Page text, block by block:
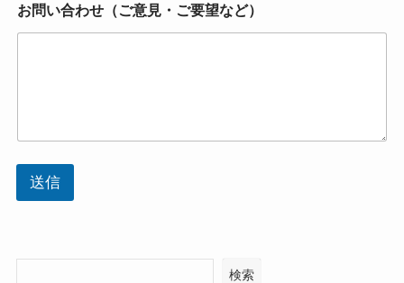
お問い合わせ（ご意見・ご要望など）
送信
検索